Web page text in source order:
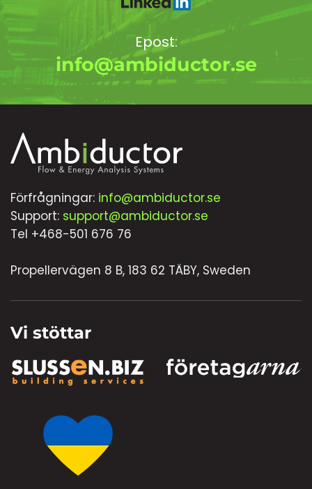
Epost:
info@ambiductor.se
Förfrågningar: info@ambiductor.se
Support: support@ambiductor.se
Tel +468-501 676 76
Propellervägen 8 B, 183 62 TÄBY, Sweden
Vi stöttar